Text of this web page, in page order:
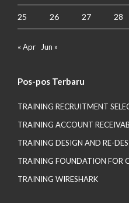
25 26 27 28
« Apr Jun »
Pos-pos Terbaru
TRAINING RECRUITMENT
TRAINING ACCOUNT
TRAINING DESIGN AND RE-
TRAINING FOUNDATION FOR
TRAINING WIRESHARK